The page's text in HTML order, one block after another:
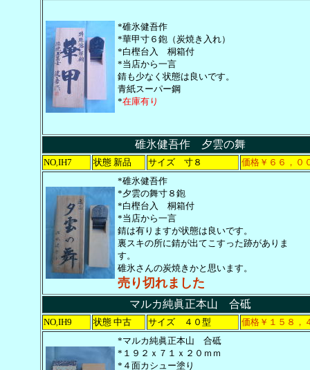
*碓氷健吾作
*華甲寸６鉋（炭焼き入れ）
*白樫台入 桐箱付
*当店から一言
錆も少なく状態は良いです。
青紙スーパー鋼
*在庫有り
碓氷健吾作 夕雲の舞
NO, IH7 状態 新品 サイズ 寸８
価格￥６６，０
*碓氷健吾作
*夕雲の舞寸８鉋
*白樫台入 桐箱付
*当店から一言
錆は有りますが状態は良いです。
裏スキの所に錆が出てこすった跡がありま
す。
碓氷さんの炭焼きかと思います。
売り切れました
マルカ純眞正本山 合砥
NO, IH9 状態 中古 サイズ ４０型
価格￥１５８，
*マルカ純眞正本山 合砥
*１９２ｘ７１ｘ２０ｍｍ
*４面カシュー塗り